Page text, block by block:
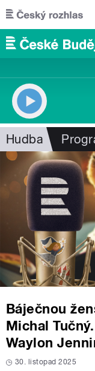
Přejít k hlavnímu
Hudba
Báječnou
Michal
Waylon
30. listopad 2025